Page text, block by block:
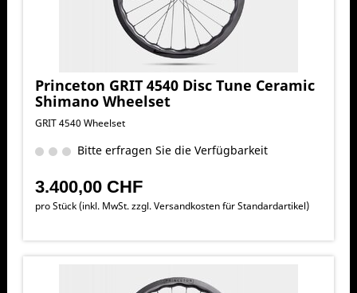
Princeton GRIT 4540 Disc Tune Ceramic
Shimano Wheelset
GRIT 4540 Wheelset
Bitte erfragen Sie die Verfügbarkeit
3.400,00 CHF
pro Stück (inkl. MwSt. zzgl.Versandkosten für Standardartikel)